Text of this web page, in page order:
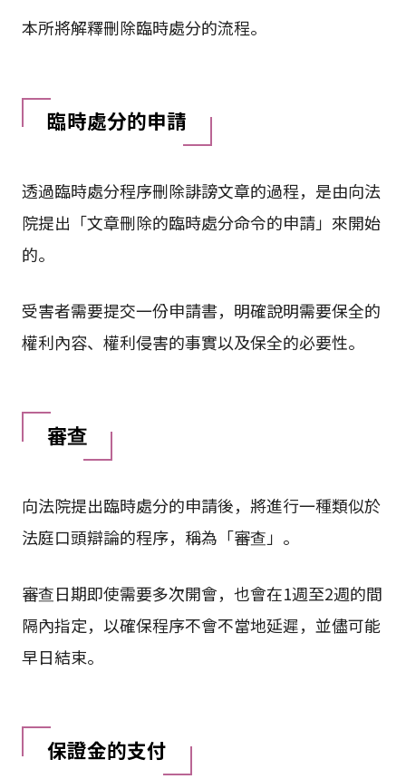
本所將解釋刪除臨時處分的流程。
臨時處分的申請
透過臨時處分程序刪除誹謗文章的過程，是由向法
院提出「文章刪除的臨時處分命令的申請」來開始
的。
受害者需要提交一份申請書，明確說明需要保全的
權利內容、權利侵害的事實以及保全的必要性。
審查
向法院提出臨時處分的申請後，將進行一種類似於
法庭口頭辯論的程序，稱為「審查」。
審查日期即使需要多次開會，也會在1週至2週的間
隔內指定，以確保程序不會不當地延遲，並儘可能
早日結束。
保證金的支付